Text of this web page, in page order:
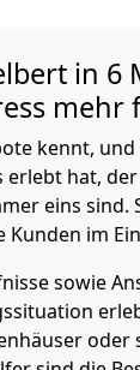
in 6
mehr
kennt,
erlebt hat,
eins sind.
im
sowie
oder